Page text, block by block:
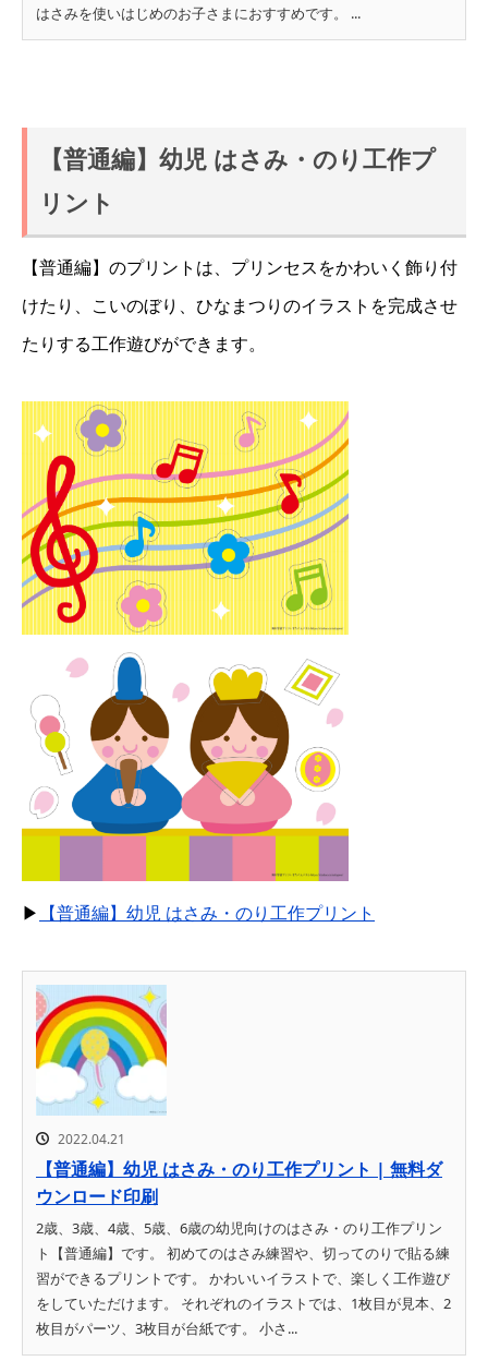
はさみを使いはじめのお子さまにおすすめです。 ...
【普通編】幼児 はさみ・のり工作プ
リント
【普通編】のプリントは、プリンセスをかわいく飾り付
けたり、こいのぼり、ひなまつりのイラストを完成させ
たりする工作遊びができます。
▶ 【普通編】幼児 はさみ・のり工作プリント
2022.04.21
【普通編】幼児 はさみ・のり工作プリント | 無料ダ
ウンロード印刷
2歳、3歳、4歳、5歳、6歳の幼児向けのはさみ・のり工作プリン
ト【普通編】です。 初めてのはさみ練習や、切ってのりで貼る練
習ができるプリントです。 かわいいイラストで、楽しく工作遊び
をしていただけます。 それぞれのイラストでは、1枚目が見本、2
枚目がパーツ、3枚目が台紙です。 小さ...